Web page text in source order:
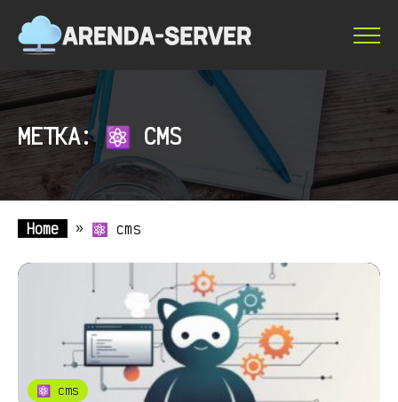
МЕТКА: ⚛ CMS
Home » ⚛ cms
⚛ cms